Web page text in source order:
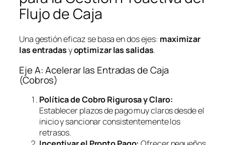
Flujo de Caja
Una gestión eficaz se basa en dos ejes: maximizar
las entradasyoptimizar las salidas.
Eje A: Acelerar las Entradas de Caja
(Cobros)
Política de Cobro Rigurosa y Claro:
Establecer plazos de pago muy claros desde el
inicio y sancionar consistentemente los
retrasos.